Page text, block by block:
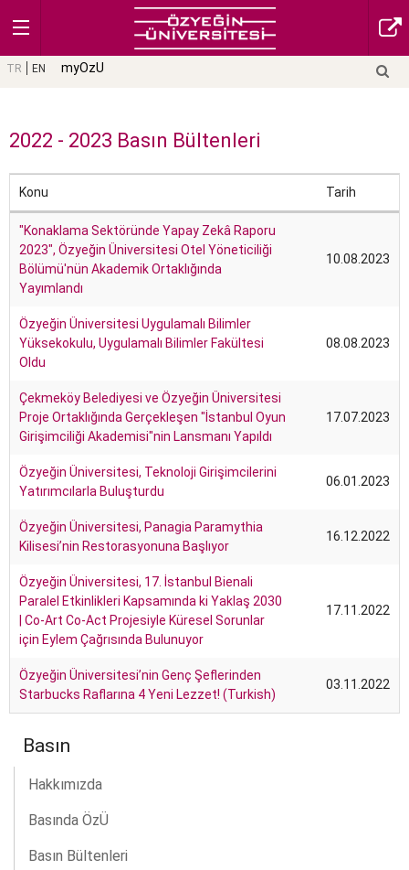
TR EN myOzU
2022 - 2023 Basın Bültenleri
Konu Tarih
"Konaklama Sektöründe Yapay Zekâ Raporu
2023", Özyeğin Üniversitesi Otel Yöneticiliği
Bölümü'nün Akademik Ortaklığında
Yayımlandı
10.08.2023
Özyeğin Üniversitesi Uygulamalı Bilimler
Yüksekokulu, Uygulamalı Bilimler Fakültesi
Oldu
08.08.2023
Çekmeköy Belediyesi ve Özyeğin Üniversitesi
Proje Ortaklığında Gerçekleşen "İstanbul Oyun
Girişimciliği Akademisi"nin Lansmanı Yapıldı
17.07.2023
Özyeğin Üniversitesi, Teknoloji Girişimcilerini
Yatırımcılarla Buluşturdu
06.01.2023
Özyeğin Üniversitesi, Panagia Paramythia
Kilisesi’nin Restorasyonuna Başlıyor
16.12.2022
Özyeğin Üniversitesi, 17. İstanbul Bienali
Paralel Etkinlikleri Kapsamında ki Yaklaş 2030
| Co-Art Co-Act Projesiyle Küresel Sorunlar
için Eylem Çağrısında Bulunuyor
17.11.2022
Özyeğin Üniversitesi’nin Genç Şeflerinden
Starbucks Raflarına 4 Yeni Lezzet! (Turkish)
03.11.2022
Basın
Hakkımızda
Basında ÖzÜ
Basın Bültenleri